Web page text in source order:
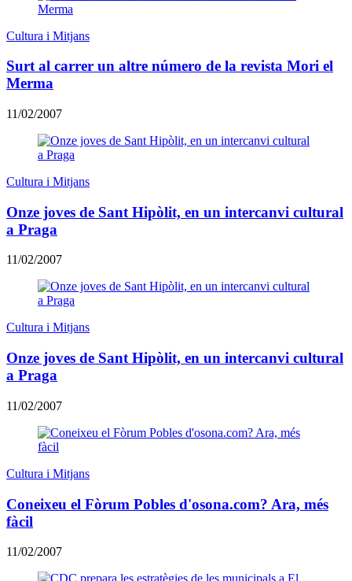
Cultura i Mitjans
Surt al carrer un altre número de la revista Mori el
Merma
11/02/2007
Cultura i Mitjans
Onze joves de Sant Hipòlit, en un intercanvi cultural
a Praga
11/02/2007
Cultura i Mitjans
Onze joves de Sant Hipòlit, en un intercanvi cultural
a Praga
11/02/2007
Cultura i Mitjans
Coneixeu el Fòrum Pobles d'osona.com? Ara, més
fàcil
11/02/2007